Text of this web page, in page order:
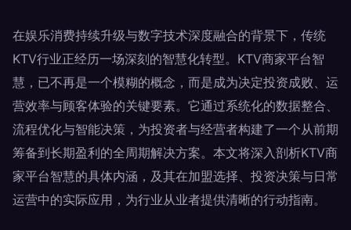
在娱乐消费持续升级与数字技术深度融合的背景下，传统
KTV行业正经历一场深刻的智慧化转型。KTV商家平台智
慧，已不再是一个模糊的概念，而是成为决定投资成败、运
营效率与顾客体验的关键要素。它通过系统化的数据整合、
流程优化与智能决策，为投资者与经营者构建了一个从前期
筹备到长期盈利的全周期解决方案。本文将深入剖析KTV商
家平台智慧的具体内涵，及其在加盟选择、投资决策与日常
运营中的实际应用，为行业从业者提供清晰的行动指南。